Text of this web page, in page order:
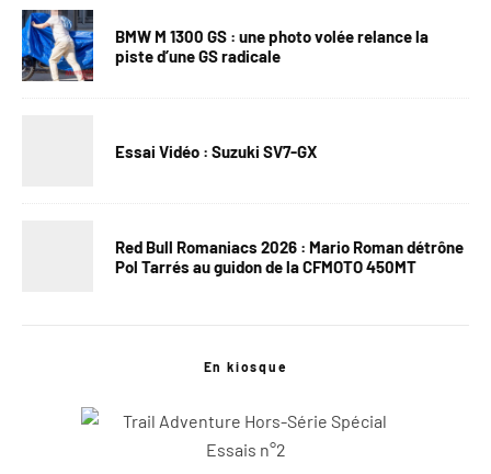
BMW M 1300 GS : une photo volée relance la
piste d’une GS radicale
Essai Vidéo : Suzuki SV7-GX
Red Bull Romaniacs 2026 : Mario Roman détrône
Pol Tarrés au guidon de la CFMOTO 450MT
En kiosque